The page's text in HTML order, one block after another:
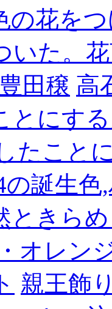
の花を
いた。
豊田穣 高
とにす
たこと
の誕生
ときら
オレン
親王飾